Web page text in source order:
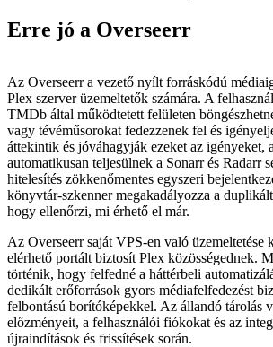
Erre jó a Overseerr
Az Overseerr a vezető nyílt forráskódú
Plex szerver üzemeltetők számára. A
TMDb által működtetett felületen
vagy tévéműsorokat fedezzenek fel és
áttekintik és jóváhagyják ezeket az igényeket,
automatikusan teljesülnek a Sonarr és Radarr
hitelesítés zökkenőmentes egyszeri
könyvtár-szkenner megakadályozza a
hogy ellenőrzi, mi érhető el már.
Az Overseerr saját VPS-en való
elérhető portált biztosít Plex közösségednek.
történik, hogy felfedné a háttérbeli
dedikált erőforrások gyors médiafelfedezést
felbontású borítóképekkel. Az állandó tárolás
előzményeit, a felhasználói fiókokat és az
újraindítások és frissítések során.